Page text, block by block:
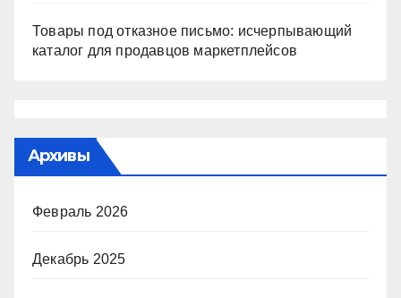
Товары под отказное письмо: исчерпывающий
каталог для продавцов маркетплейсов
Архивы
Февраль 2026
Декабрь 2025